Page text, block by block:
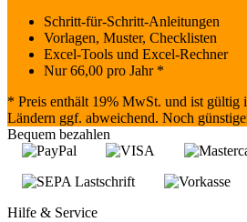
Schritt-für-Schritt-Anleitungen
Vorlagen, Muster, Checklisten
Excel-Tools und Excel-Rechner
Nur66,00 pro Jahr *
* Preis enthält 19% MwSt. und ist gültig
Ländern ggf. abweichend. Noch
Bequem bezahlen
Hilfe & Service